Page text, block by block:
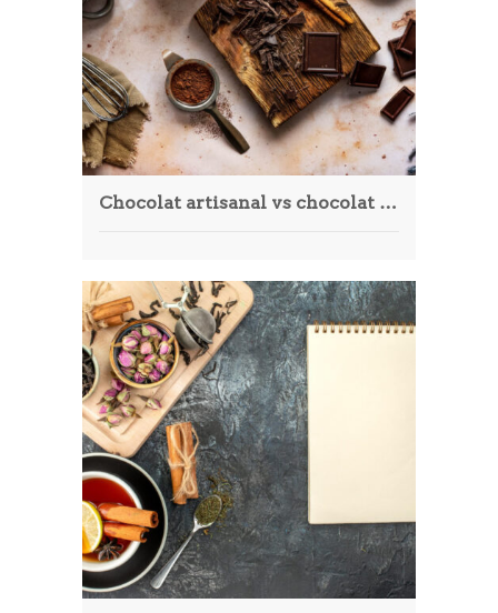
Article
Aliments
Europe
Contact
Chocolat artisanal vs chocolat industriel : quelles différences ?